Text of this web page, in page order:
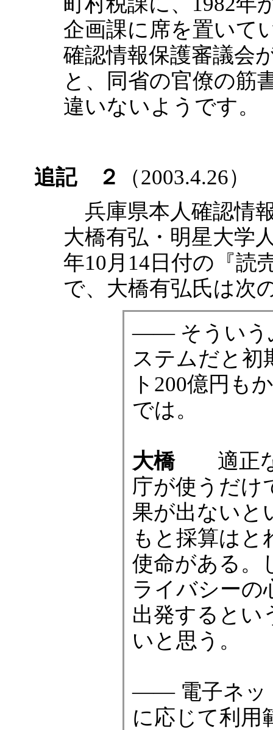
企画課に席を置いて
確認情報保護審議会
と、同省の官僚の筋
違いないようです。
追記 ２
（2003.4.26）
兵庫県本人確認情
大橋有弘・明星大学
年10月14日付の『読
で、大橋有弘氏は次
―― そういう
ステムだと初
ト200億円も
では。
大橋適正な
庁が使うだけ
果が出ないと
もと採算はと
使命がある。
ライバシーの
出発するとい
いと思う。
―― 電子ネッ
に応じて利用